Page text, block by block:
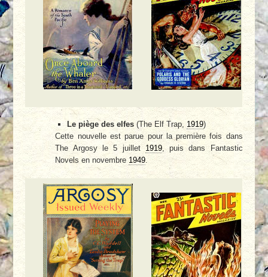
Le piège des elfes (The Elf Trap,1919)
Cette nouvelle est parue pour la première fois dans
The Argosy le 5 juillet 1919, puis dans Fantastic
Novels en novembre 1949.